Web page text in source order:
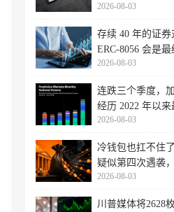
2026-08-03
存续 40 年的证券
ERC-8056 会是最
2026-08-03
连跌三个季度，
经历 2022 年以
潮
2026-08-03
冷钱包也扛不住
疑似第四次遇袭
币失
2026-08-03
川普媒体将2628